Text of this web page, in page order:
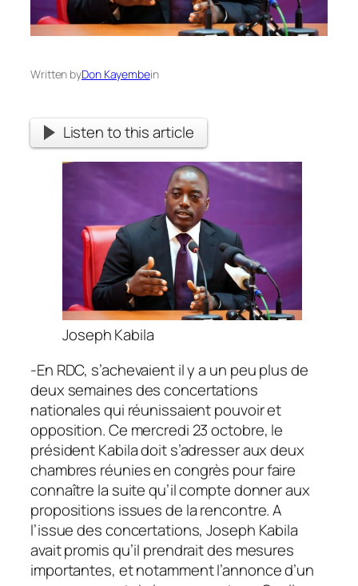
Written byDon Kayembein
Listen to this article
Joseph Kabila
-En RDC, s’achevaient il y a un peu plus de
deux semaines des concertations
nationales qui réunissaient pouvoir et
opposition. Ce mercredi 23 octobre, le
président Kabila doit s’adresser aux deux
chambres réunies en congrès pour faire
connaître la suite qu’il compte donner aux
propositions issues de la rencontre. A
l’issue des concertations, Joseph Kabila
avait promis qu’il prendrait des mesures
importantes, et notamment l’annonce d’un